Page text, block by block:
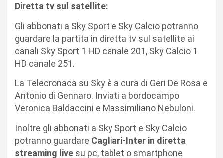
Diretta tv sul satellite:
Gli abbonati a Sky Sport e Sky Calcio potranno
guardare la partita in diretta tv sul satellite ai
canali Sky Sport 1 HD canale 201, Sky Calcio 1
HD canale 251.
La Telecronaca su Sky è a cura di Geri De Rosa e
Antonio di Gennaro. Inviati a bordocampo
Veronica Baldaccini e Massimiliano Nebuloni.
Inoltre gli abbonati a Sky Sport e Sky Calcio
potranno guardare Cagliari-Inter in diretta
streaming live su pc, tablet o smartphone